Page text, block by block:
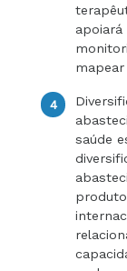
apoiará
saúde